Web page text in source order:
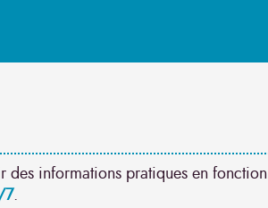
des informations pratiques en fonction
7.